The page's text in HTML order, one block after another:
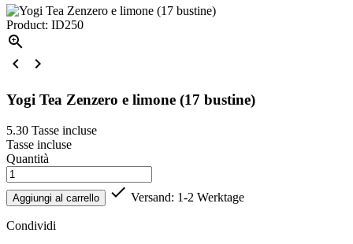
Product: ID250



Yogi Tea Zenzero e limone (17 bustine)
5.30 Tasse incluse
Tasse incluse
Quantità
Aggiungi al carrello  Versand: 1-2 Werktage
Condividi